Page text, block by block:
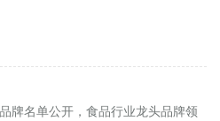
）食品有限公司
牌名单公开，食品行业龙头品牌领